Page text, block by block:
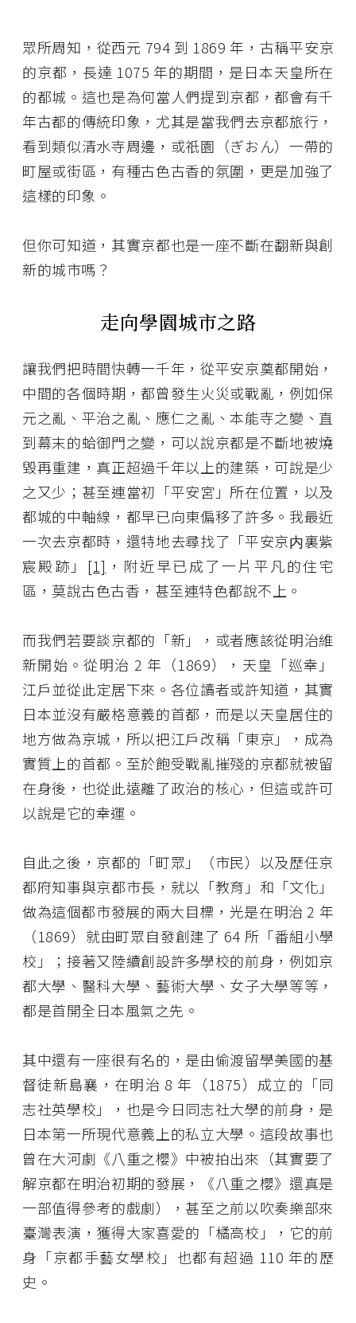
眾所周知，從西元 794 到 1869 年，古稱平安京
的京都，長達 1075 年的期間，是日本天皇所在
的都城。這也是為何當人們提到京都，都會有千
年古都的傳統印象，尤其是當我們去京都旅行，
看到類似清水寺周邊，或祇園（ぎおん）一帶的
町屋或街區，有種古色古香的氛圍，更是加強了
這樣的印象。
但你可知道，其實京都也是一座不斷在翻新與創
新的城市嗎？
走向學園城市之路
讓我們把時間快轉一千年，從平安京奠都開始，
中間的各個時期，都曾發生火災或戰亂，例如保
元之亂、平治之亂、應仁之亂、本能寺之變、直
到幕末的蛤御門之變，可以說京都是不斷地被燒
毀再重建，真正超過千年以上的建築，可說是少
之又少；甚至連當初「平安宮」所在位置，以及
都城的中軸線，都早已向東偏移了許多。我最近
一次去京都時，還特地去尋找了「平安京内裏紫
宸殿跡」 [1] ，附近早已成了一片平凡的住宅
區，莫說古色古香，甚至連特色都說不上。
而我們若要談京都的「新」，或者應該從明治維
新開始。從明治 2 年（1869），天皇「巡幸」
江戶並從此定居下來。各位讀者或許知道，其實
日本並沒有嚴格意義的首都，而是以天皇居住的
地方做為京城，所以把江戶改稱「東京」，成為
實質上的首都。至於飽受戰亂摧殘的京都就被留
在身後，也從此遠離了政治的核心，但這或許可
以說是它的幸運。
自此之後，京都的「町眾」（市民）以及歷任京
都府知事與京都市長，就以「教育」和「文化」
做為這個都市發展的兩大目標，光是在明治 2 年
（1869）就由町眾自發創建了 64 所「番組小學
校」；接著又陸續創設許多學校的前身，例如京
都大學、醫科大學、藝術大學、女子大學等等，
都是首開全日本風氣之先。
其中還有一座很有名的，是由偷渡留學美國的基
督徒新島襄，在明治 8 年（1875）成立的「同
志社英學校」，也是今日同志社大學的前身，是
日本第一所現代意義上的私立大學。這段故事也
曾在大河劇《八重之櫻》中被拍出來（其實要了
解京都在明治初期的發展，《八重之櫻》還真是
一部值得參考的戲劇），甚至之前以吹奏樂部來
臺灣表演，獲得大家喜愛的「橘高校」，它的前
身「京都手藝女學校」也都有超過 110 年的歷
史。